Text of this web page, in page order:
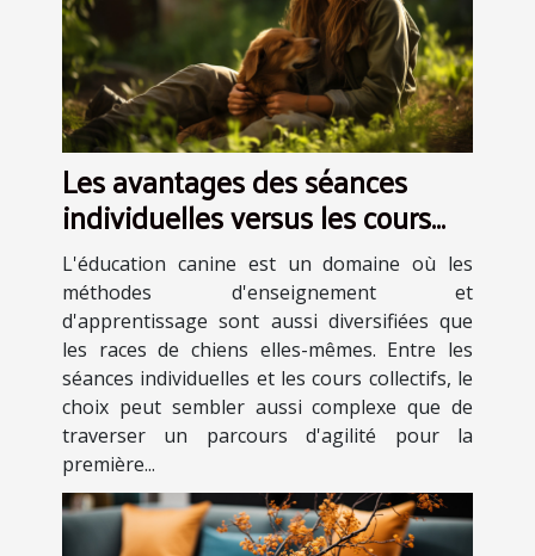
Les avantages des séances
individuelles versus les cours
collectifs en éducation canine
L'éducation canine est un domaine où les
méthodes d'enseignement et
d'apprentissage sont aussi diversifiées que
les races de chiens elles-mêmes. Entre les
séances individuelles et les cours collectifs, le
choix peut sembler aussi complexe que de
traverser un parcours d'agilité pour la
première...